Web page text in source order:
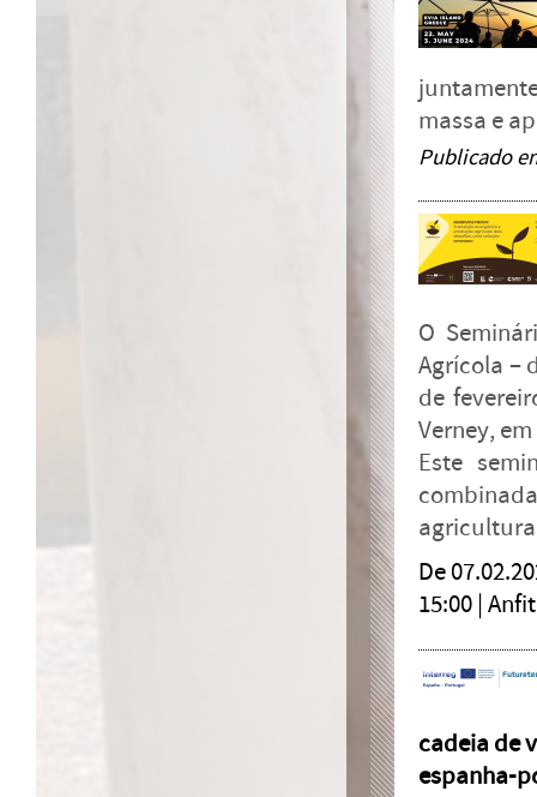
massa e
Publicado
O
Agrícola –
de
Verney,
Este
De
15:00 |
cadeia de
espanha-